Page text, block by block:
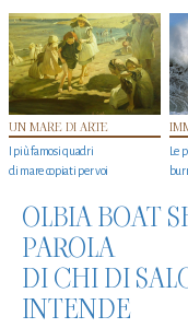
UN MARE DI ARTE
I più famosi quadri
di mare copiati per voi
Le
OLBIA BOAT
PAROLA
DI CHI DI
INTENDE